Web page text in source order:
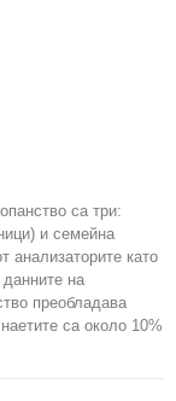
са три:
и семейна
анализаторите като
на
преобладава
са около 10%